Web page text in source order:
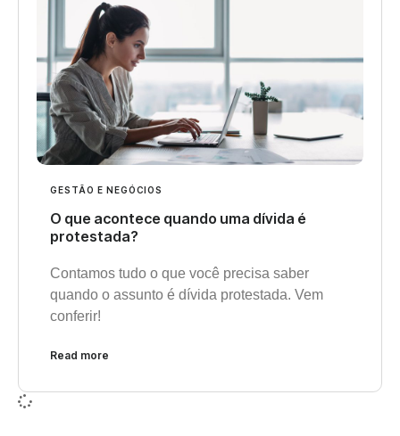
GESTÃO E NEGÓCIOS
O que acontece quando uma dívida é
protestada?
Contamos tudo o que você precisa saber
quando o assunto é dívida protestada. Vem
conferir!
Read more